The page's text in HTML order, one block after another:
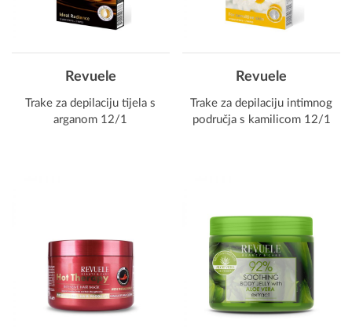
Revuele
Trake za depilaciju tijela s
arganom 12/1
Revuele
Trake za depilaciju intimnog
područja s kamilicom 12/1